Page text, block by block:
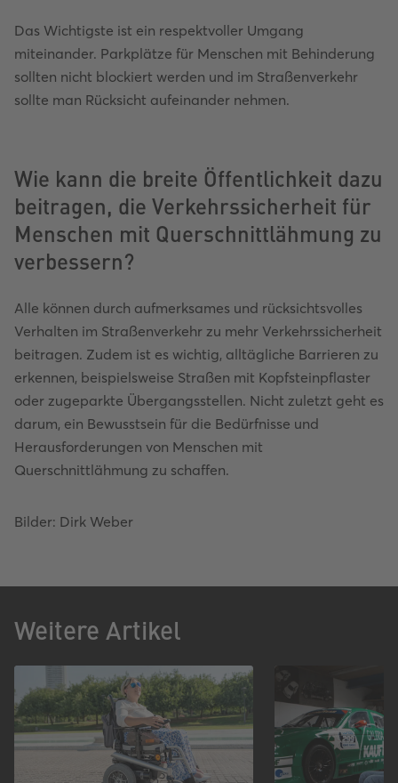
Das Wichtigste ist ein respektvoller Umgang
miteinander. Parkplätze für Menschen mit Behinderung
sollten nicht blockiert werden und im Straßenverkehr
sollte man Rücksicht aufeinander nehmen.
Wie kann die breite Öffentlichkeit dazu
beitragen, die Verkehrssicherheit für
Menschen mit Querschnittlähmung zu
verbessern?
Alle können durch aufmerksames und rücksichtsvolles
Verhalten im Straßenverkehr zu mehr Verkehrssicherheit
beitragen. Zudem ist es wichtig, alltägliche Barrieren zu
erkennen, beispielsweise Straßen mit Kopfsteinpflaster
oder zugeparkte Übergangsstellen. Nicht zuletzt geht es
darum, ein Bewusstsein für die Bedürfnisse und
Herausforderungen von Menschen mit
Querschnittlähmung zu schaffen.
Bilder: Dirk Weber
Weitere Artikel